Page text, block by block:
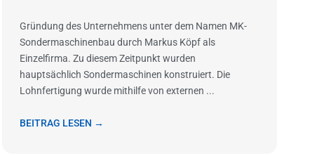
Gründung des Unternehmens unter dem Namen MK-
Sondermaschinenbau durch Markus Köpf als
Einzelfirma. Zu diesem Zeitpunkt wurden
hauptsächlich Sondermaschinen konstruiert. Die
Lohnfertigung wurde mithilfe von externen ...
BEITRAG LESEN →